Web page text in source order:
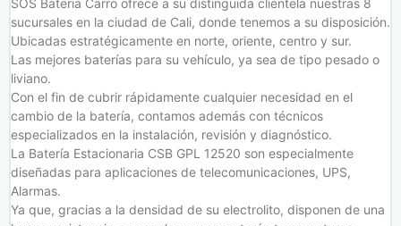
SOS Bateria Carro ofrece a su distinguida clientela nuestras 8
sucursales en la ciudad de Cali, donde tenemos a su disposición.
Ubicadas estratégicamente en norte, oriente, centro y sur.
Las mejores baterías para su vehículo, ya sea de tipo pesado o
liviano.
Con el fin de cubrir rápidamente cualquier necesidad en el
cambio de la batería, contamos además con técnicos
especializados en la instalación, revisión y diagnóstico.
La Batería Estacionaria CSB GPL 12520 son especialmente
diseñadas para aplicaciones de telecomunicaciones, UPS,
Alarmas.
Ya que, gracias a la densidad de su electrolito, disponen de una